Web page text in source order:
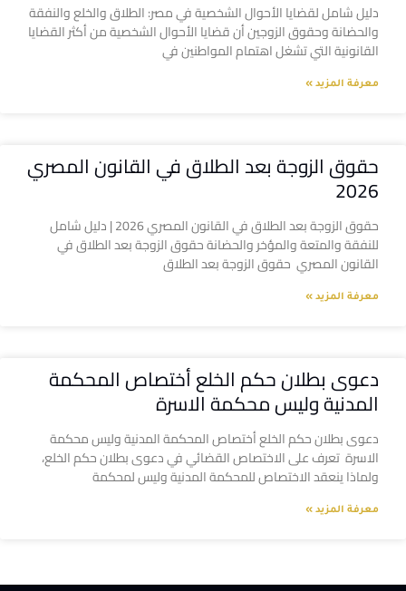
دليل شامل لقضايا الأحوال الشخصية في مصر: الطلاق والخلع والنفقة
والحضانة وحقوق الزوجين أن قضايا الأحوال الشخصية من أكثر القضايا
القانونية التي تشغل اهتمام المواطنين في
معرفة المزيد »
حقوق الزوجة بعد الطلاق في القانون المصري
2026
حقوق الزوجة بعد الطلاق في القانون المصري 2026 | دليل شامل
للنفقة والمتعة والمؤخر والحضانة حقوق الزوجة بعد الطلاق في
القانون المصري حقوق الزوجة بعد الطلاق
معرفة المزيد »
دعوى بطلان حكم الخلع أختصاص المحكمة
المدنية وليس محكمة الاسرة
دعوى بطلان حكم الخلع أختصاص المحكمة المدنية وليس محكمة
الاسرة تعرف على الاختصاص القضائي في دعوى بطلان حكم الخلع،
ولماذا ينعقد الاختصاص للمحكمة المدنية وليس لمحكمة
معرفة المزيد »